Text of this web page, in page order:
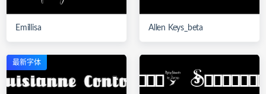
Emillisa Allen Keys_beta
最新字体